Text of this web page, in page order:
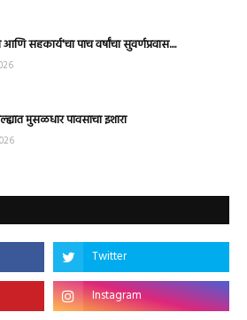
सहकार्य'चा पाच वर्षांचा सुवर्णप्रवास....
मुसळधार पावसाचा इशारा